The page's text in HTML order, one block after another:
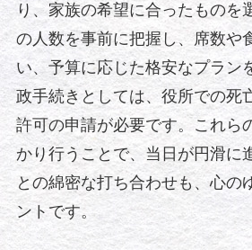
り、家族の希望に合ったものを
の人数を事前に把握し、席数や
い、予算に応じた格安なプラン
政手続きとしては、役所での死
許可の申請が必要です。これら
かり行うことで、当日が円滑に
との綿密な打ち合わせも、心の
ントです。